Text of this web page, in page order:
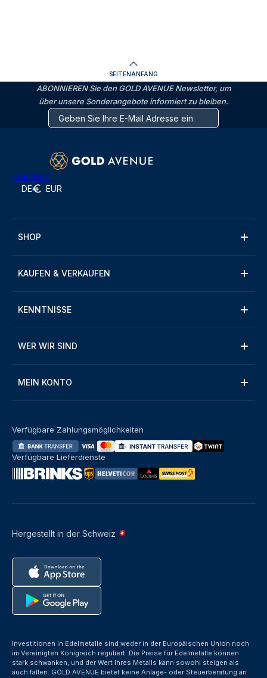
SEITENANFANG
ABONNIEREN Sie den GOLD AVENUE Newsletter, um
über unsere Sonderangebote informiert zu bleiben.
Trustpilot
DE EUR
SHOP
KAUFEN & VERKAUFEN
KENNTNISSE
WER WIR SIND
MEIN KONTO
Hergestellt in der Schweiz
Verfügbare Zahlungsmöglichkeiten
Verfügbare Lieferdienste
Investitionen in Edelmetalle sind weder in der Europäischen Union noch
im Vereinigten Königreich reguliert. Die Preise für Edelmetalle können
stark schwanken, und der Wert Ihres Metalls kann sowohl steigen als
auch fallen. GOLD AVENUE bietet keine Anlage- oder Steuerberatung an